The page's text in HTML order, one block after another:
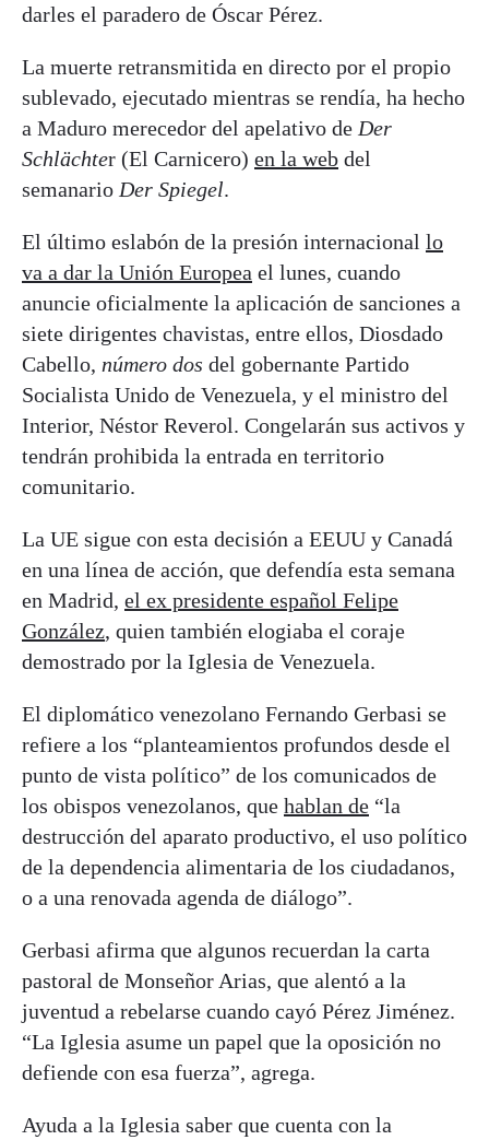
darles el paradero de Óscar Pérez.
La muerte retransmitida en directo por el propio
sublevado, ejecutado mientras se rendía, ha hecho
a Maduro merecedor del apelativo de Der
Schlächter (El Carnicero) en la web del
semanario Der Spiegel.
El último eslabón de la presión internacional lo
va a dar la Unión Europea el lunes, cuando
anuncie oficialmente la aplicación de sanciones a
siete dirigentes chavistas, entre ellos, Diosdado
Cabello, número dos del gobernante Partido
Socialista Unido de Venezuela, y el ministro del
Interior, Néstor Reverol. Congelarán sus activos y
tendrán prohibida la entrada en territorio
comunitario.
La UE sigue con esta decisión a EEUU y Canadá
en una línea de acción, que defendía esta semana
en Madrid, el ex presidente español Felipe
González, quien también elogiaba el coraje
demostrado por la Iglesia de Venezuela.
El diplomático venezolano Fernando Gerbasi se
refiere a los “planteamientos profundos desde el
punto de vista político” de los comunicados de
los obispos venezolanos, que hablan de “la
destrucción del aparato productivo, el uso político
de la dependencia alimentaria de los ciudadanos,
o a una renovada agenda de diálogo”.
Gerbasi afirma que algunos recuerdan la carta
pastoral de Monseñor Arias, que alentó a la
juventud a rebelarse cuando cayó Pérez Jiménez.
“La Iglesia asume un papel que la oposición no
defiende con esa fuerza”, agrega.
Ayuda a la Iglesia saber que cuenta con la